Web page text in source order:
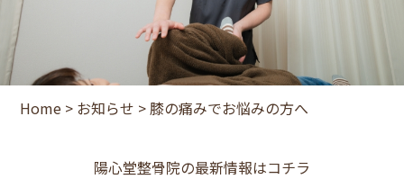
Home > お知らせ >膝の痛みでお悩みの方へ
陽心堂整骨院の最新情報はコチラ